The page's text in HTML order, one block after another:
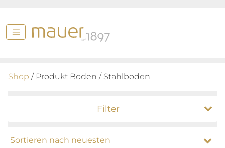
Shop / Produkt Boden / Stahlboden
Filter